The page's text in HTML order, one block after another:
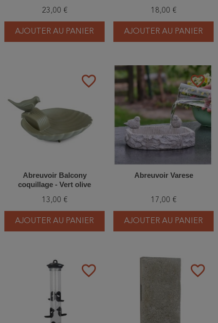
23,00 €
AJOUTER AU PANIER
18,00 €
AJOUTER AU PANIER
favorite_border
Abreuvoir Balcony
coquillage - Vert olive
13,00 €
AJOUTER AU PANIER
favorite_border
Abreuvoir Varese
17,00 €
AJOUTER AU PANIER
favorite_border favorite_border